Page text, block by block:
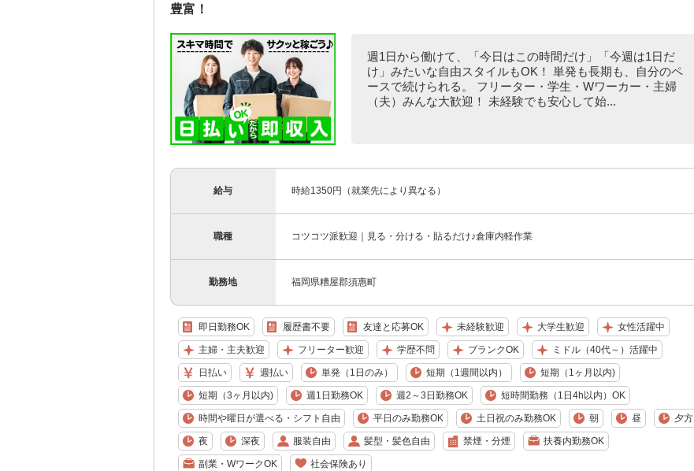
豊富！
週1日から働けて、「今日はこの時間だけ」「今週は1日だ
け」みたいな自由スタイルもOK！ 単発も長期も、自分のペ
ースで続けられる。 フリーター・学生・Wワーカー・主婦
（夫）みんな大歓迎！ 未経験でも安心して始...
給与 時給1350円（就業先により異なる）
職種 コツコツ派歓迎｜見る・分ける・貼るだけ♪倉庫内軽作業
勤務地 福岡県糟屋郡須惠町
即日勤務OK 履歴書不要 友達と応募OK 未経験歓迎 大学生歓迎 女性活躍中
主婦・主夫歓迎 フリーター歓迎 学歴不問 ブランクOK ミドル（40代～）活躍中
日払い 週払い 単発（1日のみ） 短期（1週間以内） 短期（1ヶ月以内)
短期（3ヶ月以内) 週1日勤務OK 週2～3日勤務OK 短時間勤務（1日4h以内）OK
時間や曜日が選べる・シフト自由 平日のみ勤務OK 土日祝のみ勤務OK 朝 昼 夕方
夜 深夜 服装自由 髪型・髪色自由 禁煙・分煙 扶養内勤務OK
副業・WワークOK 社会保険あり